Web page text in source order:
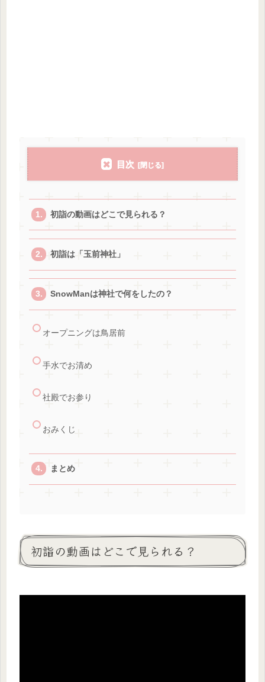
目次
初詣の動画はどこで見られる？
初詣は「玉前神社」
SnowManは神社で何をしたの？
オープニングは鳥居前
手水でお清め
社殿でお参り
おみくじ
まとめ
初詣の動画はどこで見られる？